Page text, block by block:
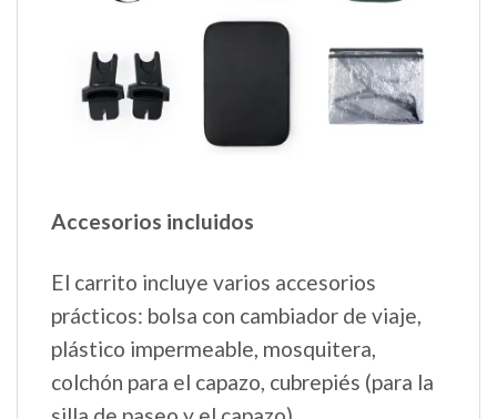
Accesorios incluidos
El carrito incluye varios accesorios
prácticos: bolsa con cambiador de viaje,
plástico impermeable, mosquitera,
colchón para el capazo, cubrepiés (para la